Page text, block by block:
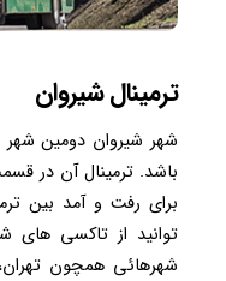
ترمینال شیروان
شهر شیروان دومین
باشد. ترمینال آن در
برای رفت و آمد بین
توانید از تاکسی های
شهرهائی همچون تهران،